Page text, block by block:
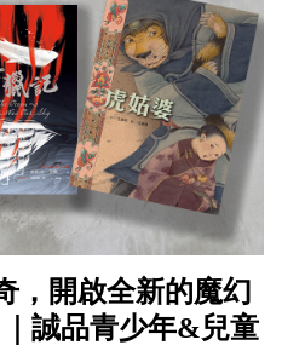
，開啟全新的魔幻
誠品青少年&兒童